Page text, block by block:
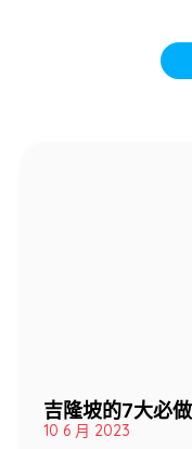
吉隆坡的7大必
10 6 月 2023